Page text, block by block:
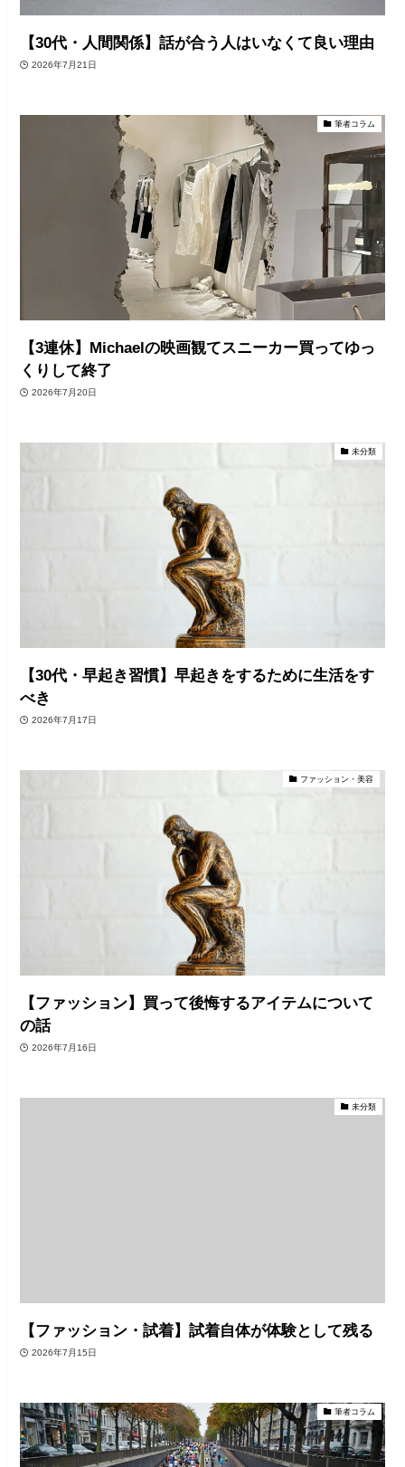
【30代・人間関係】話が合う人はいなくて良い理由
2026年7月21日
筆者コラム
【3連休】Michaelの映画観てスニーカー買ってゆっ
くりして終了
2026年7月20日
未分類
【30代・早起き習慣】早起きをするために生活をす
べき
2026年7月17日
ファッション・美容
【ファッション】買って後悔するアイテムについて
の話
2026年7月16日
未分類
【ファッション・試着】試着自体が体験として残る
2026年7月15日
筆者コラム